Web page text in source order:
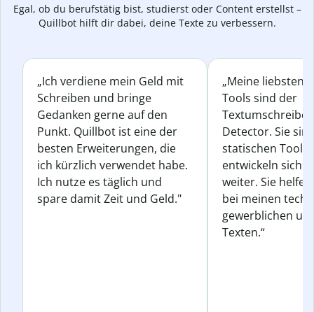
Egal, ob du berufstätig bist, studierst oder Content erstellst –
Quillbot hilft dir dabei, deine Texte zu verbessern.
„Ich verdiene mein Geld mit
Schreiben und bringe
Gedanken gerne auf den
Punkt. Quillbot ist eine der
besten Erweiterungen, die
ich kürzlich verwendet habe.
Ich nutze es täglich und
spare damit Zeit und Geld."
„Meine liebsten
Tools sind der
Detector. Sie
statischen
entwickeln sich
weiter. Sie
bei meinen
gewerblichen
Texten.“